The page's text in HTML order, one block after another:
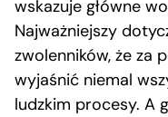
wskazuje główne
Najważniejszy
zwolenników, że za
wyjaśnić niemal
ludzkim procesy. A